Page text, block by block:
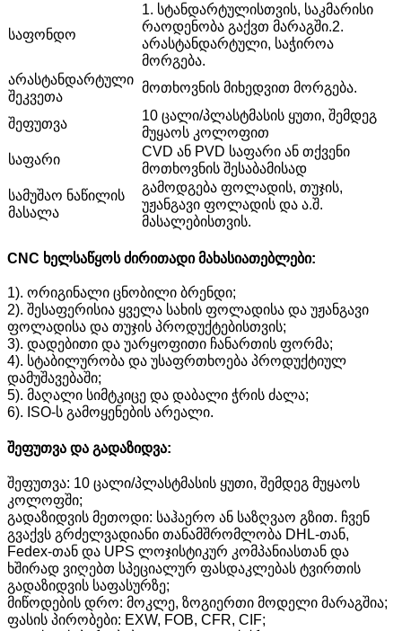
საფონდო
1. სტანდარტულისთვის, საკმარისი
რაოდენობა გაქვთ მარაგში.2.
არასტანდარტული, საჭიროა
მორგება.
არასტანდარტული
შეკვეთა
მოთხოვნის მიხედვით მორგება.
შეფუთვა
10 ცალი/პლასტმასის ყუთი, შემდეგ
მუყაოს კოლოფით
საფარი
CVD ან PVD საფარი ან თქვენი
მოთხოვნის შესაბამისად
სამუშაო ნაწილის
მასალა
გამოდგება ფოლადის, თუჯის,
უჟანგავი ფოლადის და ა.შ.
მასალებისთვის.
CNC ხელსაწყოს ძირითადი მახასიათებლები:
1). ორიგინალი ცნობილი ბრენდი;
2). შესაფერისია ყველა სახის ფოლადისა და უჟანგავი
ფოლადისა და თუჯის პროდუქტებისთვის;
3). დადებითი და უარყოფითი ჩანართის ფორმა;
4). სტაბილურობა და უსაფრთხოება პროდუქტიულ
დამუშავებაში;
5). მაღალი სიმტკიცე და დაბალი ჭრის ძალა;
6). ISO-ს გამოყენების არეალი.
შეფუთვა და გადაზიდვა:
შეფუთვა: 10 ცალი/პლასტმასის ყუთი, შემდეგ მუყაოს
კოლოფში;
გადაზიდვის მეთოდი: საჰაერო ან საზღვაო გზით. ჩვენ
გვაქვს გრძელვადიანი თანამშრომლობა DHL-თან,
Fedex-თან და UPS ლოჯისტიკურ კომპანიასთან და
ხშირად ვიღებთ სპეციალურ ფასდაკლებას ტვირთის
გადაზიდვის საფასურზე;
მიწოდების დრო: მოკლე, ზოგიერთი მოდელი მარაგშია;
ფასის პირობები: EXW, FOB, CFR, CIF;